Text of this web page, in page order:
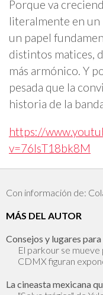
Porque va
literalmente en un
un papel
distintos matices,
más armónico. Y
pesada que la
historia de la
https://
v=76lsT18bk8M
Con información de:
MÁS DEL AUTOR
Consejos y lugares
El parkour se mueve
CDMX figuran
La cineasta mexicana